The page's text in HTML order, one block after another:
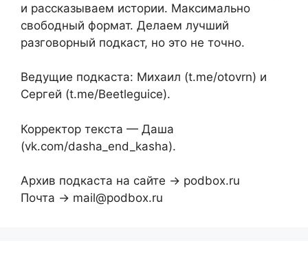
и рассказываем истории. Максимально
свободный формат. Делаем лучший
разговорный подкаст, но это не точно.
Ведущие подкаста: Михаил (t.me/otovrn) и
Сергей (t.me/Beetleguice).
Корректор текста — Даша
(vk.com/dasha_end_kasha).
Архив подкаста на сайте → podbox.ru
Почта → mail@podbox.ru